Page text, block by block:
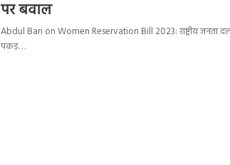
पर बवाल
Abdul Bari on Women Reservation Bill 2023: राष्ट्रीय जनता
पकड़…